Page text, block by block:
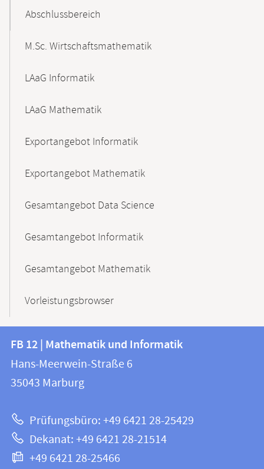
Abschlussbereich
M.Sc. Wirtschaftsmathematik
LAaG Informatik
LAaG Mathematik
Exportangebot Informatik
Exportangebot Mathematik
Gesamtangebot Data Science
Gesamtangebot Informatik
Gesamtangebot Mathematik
Vorleistungsbrowser
Kontakt
und
Informationen
Website
FB
12
|
und
Informatik
FB 12 | Mathematik und Informatik
Hans-Meerwein-Straße 6
35043 Marburg
Prüfungsbüro: +49 6421 28-25429
Dekanat: +49 6421 28-21514
+49 6421 28-25466